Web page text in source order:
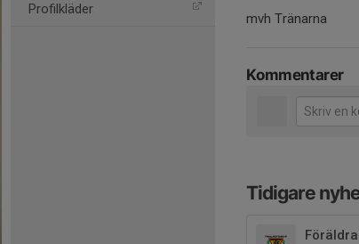
Profilkläder
mvh Tränarna
Kommentarer
Tidigare